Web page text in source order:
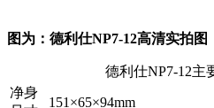
图为：德利仕NP7-12高清实拍图
德利仕NP7-12主
净身
151×65×94mm